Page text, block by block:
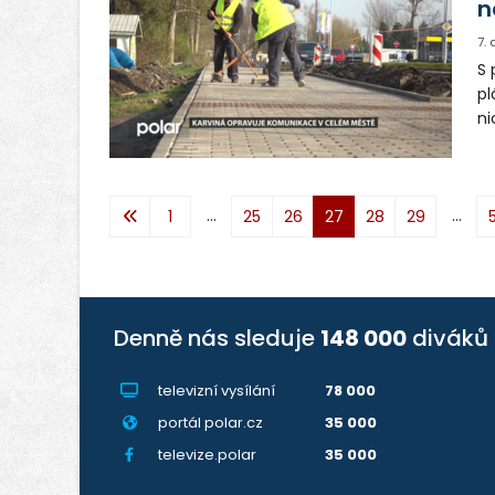
7.
S
1
... 25 26 27 28 29 ...
Denně nás sleduje 148 000 diváků
televizní vysílání
78 000
portál polar.cz
35 000
televize.polar
35 000